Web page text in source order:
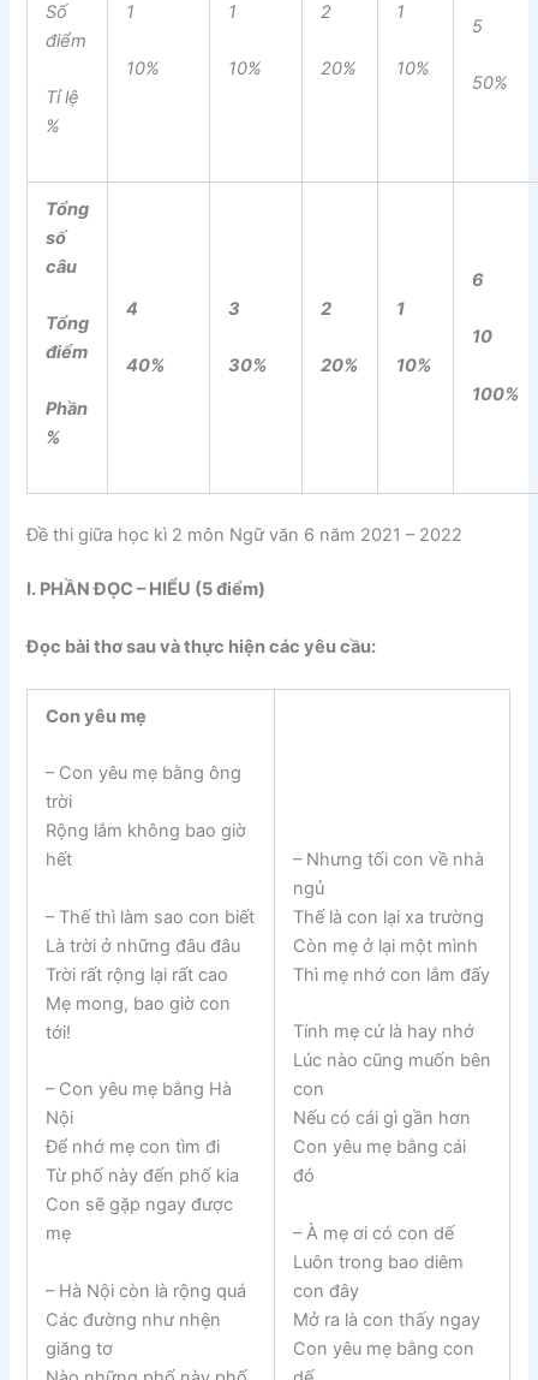
Số
điểm
Tỉ lệ
%
1
10%
1
10%
2
20%
1
10%
5
50%
Tổng
số
câu
Tổng
điểm
Phần
%
4
40%
3
30%
2
20%
1
10%
6
10
100%
Đề thi giữa học kì 2 môn Ngữ văn 6 năm 2021 – 2022
I. PHẦN ĐỌC – HIỂU (5 điểm)
Đọc bài thơ sau và thực hiện các yêu cầu:
Con yêu mẹ
– Con yêu mẹ bằng ông
trời
Rộng lắm không bao giờ
hết
– Thế thì làm sao con biết
Là trời ở những đâu đâu
Trời rất rộng lại rất cao
Mẹ mong, bao giờ con
tới!
– Con yêu mẹ bằng Hà
Nội
Để nhớ mẹ con tìm đi
Từ phố này đến phố kia
Con sẽ gặp ngay được
mẹ
– Hà Nội còn là rộng quá
Các đường như nhện
giăng tơ
– Nhưng tối con về nhà
ngủ
Thế là con lại xa trường
Còn mẹ ở lại một mình
Thì mẹ nhớ con lắm đấy
Tính mẹ cứ là hay nhớ
Lúc nào cũng muốn bên
con
Nếu có cái gì gần hơn
Con yêu mẹ bằng cái
đó
– À mẹ ơi có con dế
Luôn trong bao diêm
con đây
Mở ra là con thấy ngay
Con yêu mẹ bằng con